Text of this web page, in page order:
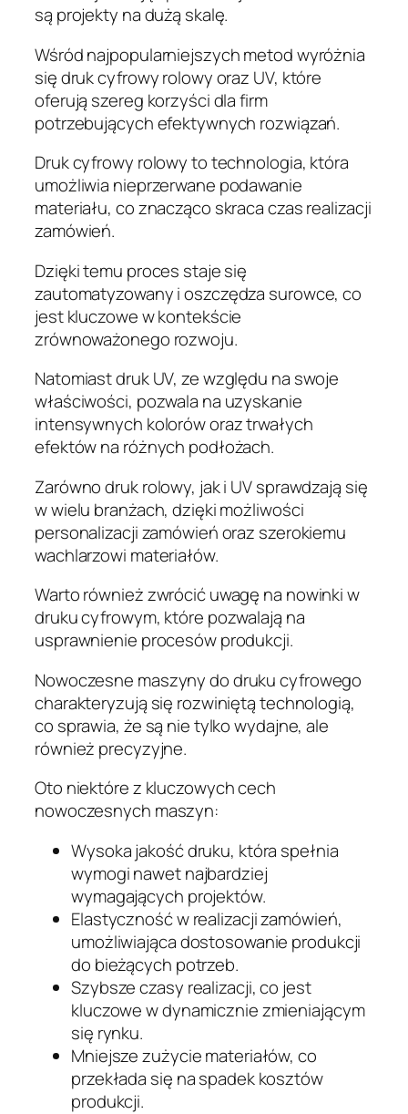
są projekty na dużą skalę.
Wśród najpopularniejszych metod wyróżnia
się druk cyfrowy rolowy oraz UV, które
oferują szereg korzyści dla firm
potrzebujących efektywnych rozwiązań.
Druk cyfrowy rolowy to technologia, która
umożliwia nieprzerwane podawanie
materiału, co znacząco skraca czas realizacji
zamówień.
Dzięki temu proces staje się
zautomatyzowany i oszczędza surowce, co
jest kluczowe w kontekście
zrównoważonego rozwoju.
Natomiast druk UV, ze względu na swoje
właściwości, pozwala na uzyskanie
intensywnych kolorów oraz trwałych
efektów na różnych podłożach.
Zarówno druk rolowy, jak i UV sprawdzają się
w wielu branżach, dzięki możliwości
personalizacji zamówień oraz szerokiemu
wachlarzowi materiałów.
Warto również zwrócić uwagę na nowinki w
druku cyfrowym, które pozwalają na
usprawnienie procesów produkcji.
Nowoczesne maszyny do druku cyfrowego
charakteryzują się rozwiniętą technologią,
co sprawia, że są nie tylko wydajne, ale
również precyzyjne.
Oto niektóre z kluczowych cech
nowoczesnych maszyn:
Wysoka jakość druku, która spełnia
wymogi nawet najbardziej
wymagających projektów.
Elastyczność w realizacji zamówień,
umożliwiająca dostosowanie produkcji
do bieżących potrzeb.
Szybsze czasy realizacji, co jest
kluczowe w dynamicznie zmieniającym
się rynku.
Mniejsze zużycie materiałów, co
przekłada się na spadek kosztów
produkcji.